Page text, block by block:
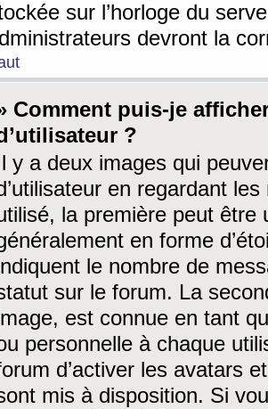
sur l’horloge du
devront la
Comment puis-je
?
y a deux images qui
en regardant
la première peut être
en forme
le nombre de
sur le forum. La
est connue en tant
personnelle à chaque
d’activer les avatars
mis à disposition. Si